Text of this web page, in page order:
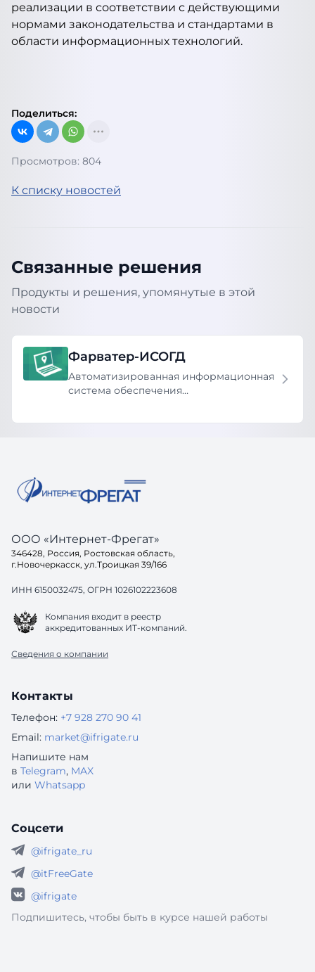
реализации в соответствии с действующими
нормами законодательства и стандартами в
области информационных технологий.
Поделиться:
Просмотров: 804
К списку новостей
Связанные решения
Продукты и решения, упомянутые в этой
новости
Фарватер-ИСОГД
Автоматизированная информационная
система обеспечения
ООО «Интернет-Фрегат»
346428, Россия, Ростовская область,
г.Новочеркасск, ул.Троицкая 39/166
ИНН 6150032475, ОГРН 1026102223608
Компания входит в реестр
аккредитованных ИТ-компаний.
Сведения о компании
Контакты
Телефон: +7 928 270 90 41
Email: market@ifrigate.ru
Напишите нам
в Telegram, MAX
или Whatsapp
Соцсети
@ifrigate_ru
@itFreeGate
@ifrigate
Подпишитесь, чтобы быть в курсе нашей работы